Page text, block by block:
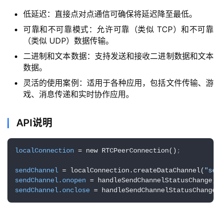
低延迟：直接点对点通信可确保将延迟降至最低。
可靠和不可靠模式：允许可靠（类似 TCP）和不可靠
（类似 UDP）数据传输。
二进制和文本数据：支持发送和接收二进制数据和文本
数据。
灵活的使用案例：适用于各种应用，包括文件传输、游
戏、消息传递和实时协作应用。
API说明
localConnection = new RTCPeerConnection() ;
sendChannel = localConnection.createDataChannel(
sendChannel.onopen = handleSendChannelStatusChange
sendChannel.onclose = handleSendChannelStatusChange